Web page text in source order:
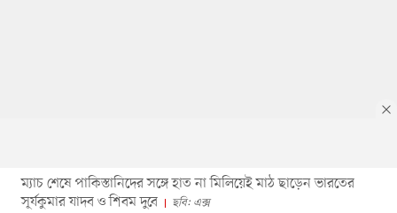
ম্যাচ শেষে পাকিস্তানিদের সঙ্গে হাত না মিলিয়েই মাঠ ছাড়েন ভারতের
সূর্যকুমার যাদব ও শিবম দুবে
ছবি: এক্স